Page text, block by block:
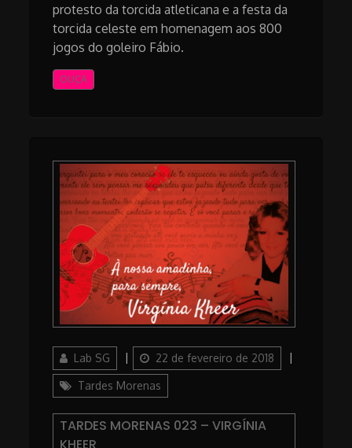
protesto da torcida atleticana e a festa da
torcida celeste em homenagem aos 800
jogos do goleiro Fábio.
OUÇA
AuthorLab SG
Posted
on
22 de fevereiro de 2018
Categories
Tardes Morenas
TARDES MORENAS 023 – VIRGÍNIA
KHEER